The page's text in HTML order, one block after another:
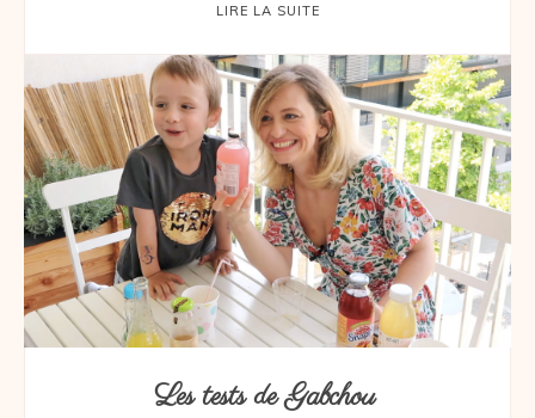
LIRE LA SUITE
Les tests de Gabchou